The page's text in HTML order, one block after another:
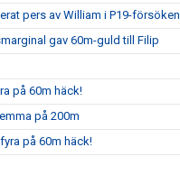
pers av William i P19-försöken
gav 60m-guld till Filip
på 60m häck!
på 200m
på 60m häck!